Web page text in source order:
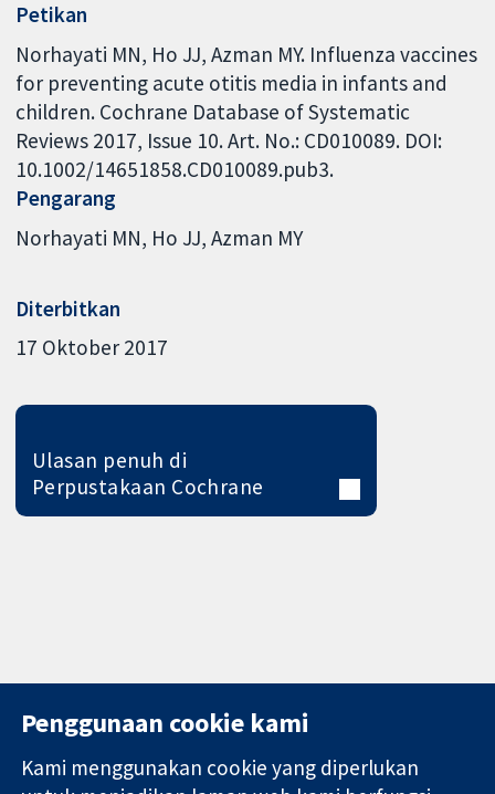
Petikan
Norhayati MN, Ho JJ, Azman MY. Influenza vaccines
for preventing acute otitis media in infants and
children. Cochrane Database of Systematic
Reviews 2017, Issue 10. Art. No.: CD010089. DOI:
10.1002/14651858.CD010089.pub3.
Pengarang
Norhayati MN Ho JJ Azman MY
Diterbitkan
17 Oktober 2017
Ulasan penuh di
Perpustakaan Cochrane
11-13 Cavendish Hubungi kita
Penggunaan cookie kami
Kami menggunakan cookie yang diperlukan